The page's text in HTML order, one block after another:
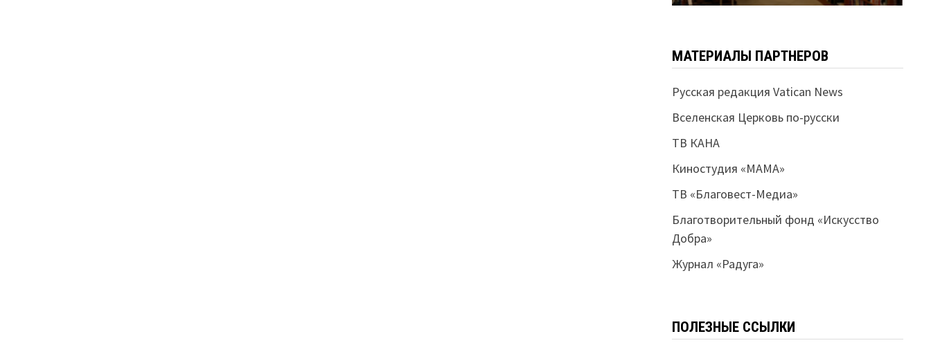
МАТЕРИАЛЫ ПАРТНЕРОВ
Русская редакция Vatican News
Вселенская Церковь по-русски
ТВ КАНА
Киностудия «МАМА»
ТВ «Благовест-Медиа»
Благотворительный фонд «Искусство
Добра»
Журнал «Радуга»
ПОЛЕЗНЫЕ ССЫЛКИ